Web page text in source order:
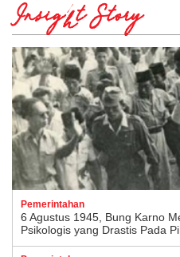
Insight Story
Pemerintahan
6 Agustus 1945, Bung Karno
Psikologis yang Drastis Pada